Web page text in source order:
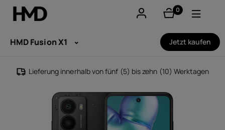
0
Artikel
Smartphones
Feature phones
Zubehör
HMD Fusion X1 Jetzt kaufen
Lieferung innerhalb von fünf (5) bis zehn (10) Werktagen